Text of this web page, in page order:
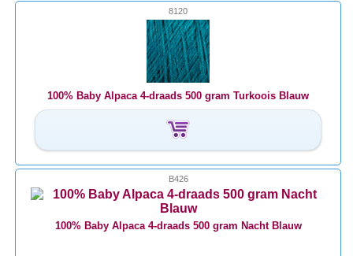
8120
100% Baby Alpaca 4-draads 500 gram Turkoois Blauw
B426
100% Baby Alpaca 4-draads 500 gram Nacht Blauw